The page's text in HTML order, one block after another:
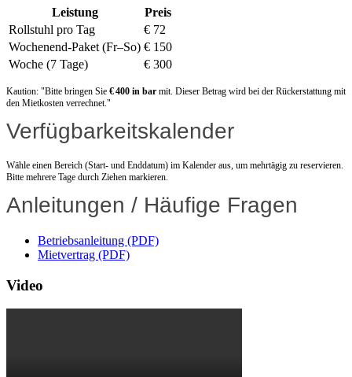
Leistung
Preis
Rollstuhl pro Tag
€ 72
Wochenend-Paket (Fr–So) € 150
Woche (7 Tage)
€ 300
Kaution: "Bitte bringen Sie € 400 in bar mit. Dieser Betrag wird bei der Rückerstattung mit
den Mietkosten verrechnet."
Verfügbarkeitskalender
Wähle einen Bereich (Start- und Enddatum) im Kalender aus, um mehrtägig zu reservieren.
Bitte mehrere Tage durch Ziehen markieren.
Anleitungen / Häufige Fragen
Betriebsanleitung (PDF)
Mietvertrag (PDF)
Video